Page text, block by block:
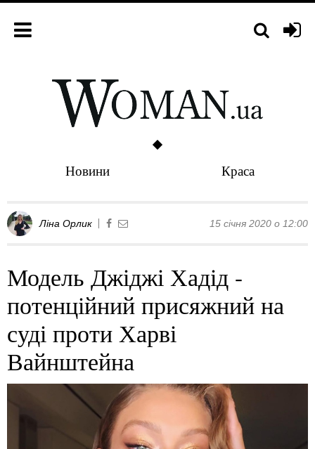
Новини Краса
Ліна Орлик 15 січня 2020 о 12:00
Модель Джіджі Хадід -
потенційний присяжний на
суді проти Харві
Вайнштейна